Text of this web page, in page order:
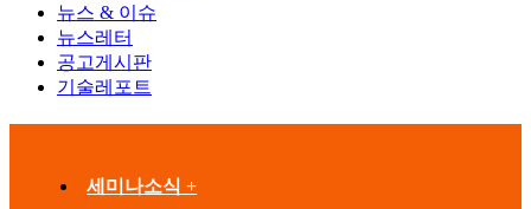
뉴스 & 이슈
뉴스레터
공고게시판
기술레포트
세미나소식 +